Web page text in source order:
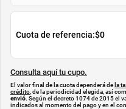
Cuota de referencia:$0
Consulta aquí tu cupo.
El valor final de la cuota dependerá de la
crédito , de la periodicidad elegida, así
envió. Según el decreto 1074 de 2015 el
indicados al momento del pago y en el